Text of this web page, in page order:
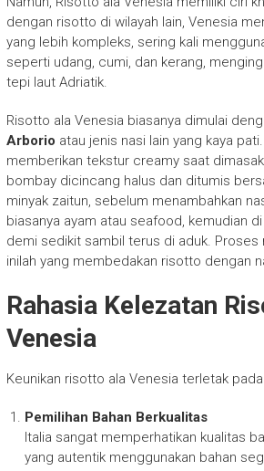
dengan risotto di wilayah lain, Venesia
yang lebih kompleks, sering kali
seperti udang, cumi, dan kerang,
tepi laut Adriatik.
Risotto ala Venesia biasanya dimulai
Arborio atau jenis nasi lain yang kaya
memberikan tekstur creamy saat
bombay dicincang halus dan ditumis
minyak zaitun, sebelum menambahkan
biasanya ayam atau seafood, kemudian
demi sedikit sambil terus di aduk. Proses
inilah yang membedakan risotto dengan
Rahasia Kelezatan
Venesia
Keunikan risotto ala Venesia terletak
Pemilihan Bahan Berkualitas
Italia sangat memperhatikan kualitas
yang autentik menggunakan bahan